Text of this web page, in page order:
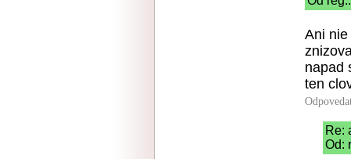
Ani
napad
ten
Re:
Od: